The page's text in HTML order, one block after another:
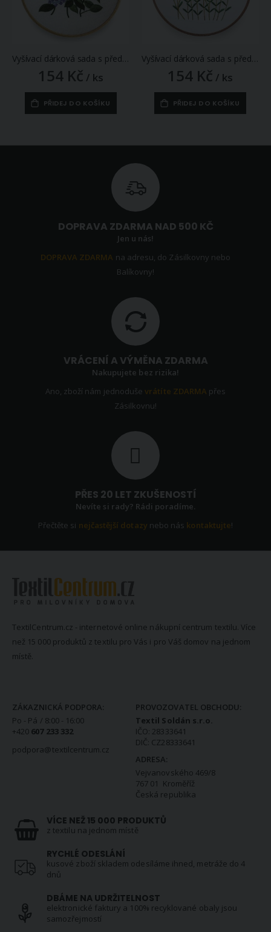
Vyšívací dárková sada s předtištěným motivem 380637/1, fialové květy s listy (předtisk, jehly a příze), 15x22cm
154 Kč / ks
PŘIDEJ DO KOŠÍKU
Vyšívací dárková sada s předtištěným motivem 380637/4, červené květy (předtisk, jehly a příze), 15x22cm
154 Kč / ks
PŘIDEJ DO KOŠÍKU
DOPRAVA ZDARMA NAD 500 KČ
Jen u nás!
DOPRAVA ZDARMA na adresu, do Zásilkovny nebo
Balíkovny!
VRÁCENÍ A VÝMĚNA ZDARMA
Nakupujete bez rizika!
Ano, zboží nám jednoduševrátíte ZDARMA přes
Zásilkovnu!
PŘES 20 LET ZKUŠENOSTÍ
Nevíte si rady? Rádi poradíme.
Přečtěte si nejčastější dotazy nebo nás kontaktujte!
TextilCentrum.cz - internetové online nákupní centrum textilu. Více
než 15 000 produktů z textilu pro Vás i pro Váš domov na jednom
místě.
ZÁKAZNICKÁ PODPORA:
Po - Pá / 8:00 - 16:00
+420 607 233 332
podpora@textilcentrum.cz
PROVOZOVATEL OBCHODU:
Textil Soldán s.r.o.
IČO: 28333641
DIČ: CZ28333641
ADRESA:
Vejvanovského 469/8
767 01 Kroměříž
Česká republika
VÍCE NEŽ 15 000 PRODUKTŮ
z textilu na jednom místě
RYCHLÉ ODESLÁNÍ
kusové zboží skladem odesíláme ihned, metráže do 4
dnů
DBÁME NA UDRŽITELNOST
elektronické faktury a 100% recyklované obaly jsou
samozřejmostí